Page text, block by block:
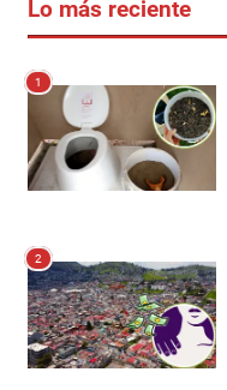
Lo más reciente
1
2